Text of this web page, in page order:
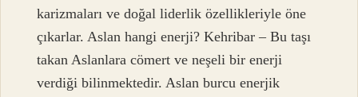
karizmaları ve doğal liderlik özellikleriyle öne
çıkarlar. Aslan hangi enerji? Kehribar – Bu taşı
takan Aslanlara cömert ve neşeli bir enerji
verdiği bilinmektedir. Aslan burcu enerjik